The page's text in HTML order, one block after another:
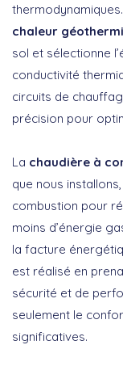
thermodynamiques.
chaleur
sol et sélectionne
conductivité
circuits de
précision pour
La chaudière à
que nous
combustion pour
moins d’énergie
la facture
est réalisé en
sécurité et de
seulement le
significatives.